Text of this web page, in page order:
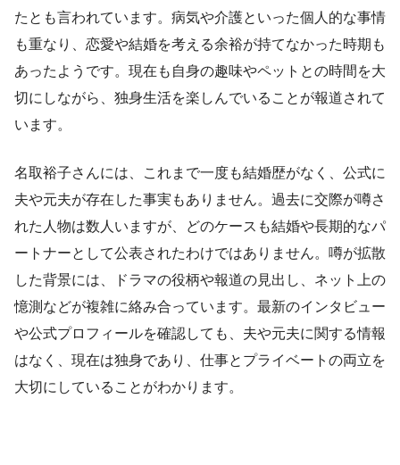
たとも言われています。病気や介護といった個人的な事情
も重なり、恋愛や結婚を考える余裕が持てなかった時期も
あったようです。現在も自身の趣味やペットとの時間を大
切にしながら、独身生活を楽しんでいることが報道されて
います。
名取裕子さんには、これまで一度も結婚歴がなく、公式に
夫や元夫が存在した事実もありません。過去に交際が噂さ
れた人物は数人いますが、どのケースも結婚や長期的なパ
ートナーとして公表されたわけではありません。噂が拡散
した背景には、ドラマの役柄や報道の見出し、ネット上の
憶測などが複雑に絡み合っています。最新のインタビュー
や公式プロフィールを確認しても、夫や元夫に関する情報
はなく、現在は独身であり、仕事とプライベートの両立を
大切にしていることがわかります。